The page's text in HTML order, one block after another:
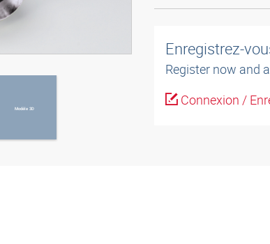
Modèle 3D
Enregistrez-
Register now and
Connexion /